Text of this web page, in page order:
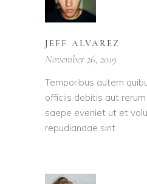
JEFF ALVAREZ
November 26, 2019
Temporibus autem
officiis debitis aut
saepe eveniet ut et
repudiandae sint